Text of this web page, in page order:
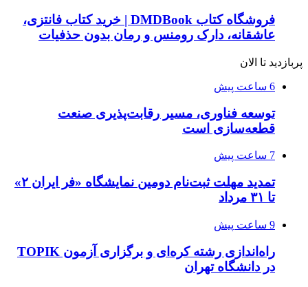
فروشگاه کتاب DMDBook | خرید کتاب فانتزی،
عاشقانه، دارک رومنس و رمان بدون حذفیات
پربازدید تا الان
6 ساعت پیش
توسعه فناوری، مسیر رقابت‌پذیری صنعت
قطعه‌سازی است
7 ساعت پیش
تمدید مهلت ثبت‌نام دومین نمایشگاه «فر ایران ۲»
تا ۳۱ مرداد
9 ساعت پیش
راه‌اندازی رشته کره‌ای و برگزاری آزمون TOPIK
در دانشگاه تهران